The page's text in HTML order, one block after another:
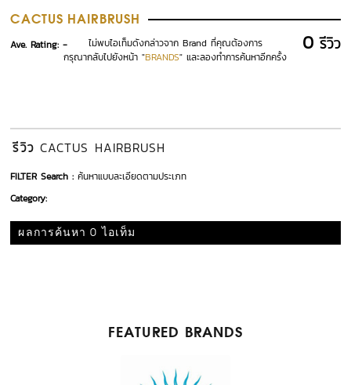
CACTUS HAIRBRUSH
0รีวิว
Ave. Rating: -
ไม่พบไอเท็มดังกล่าวจาก Brand ที่คุณต้องการ
กรุณากลับไปยังหน้า "BRANDS" และลองทำการค้นหาอีกครั้ง
รีวิว CACTUS HAIRBRUSH
FILTER Search : ค้นหาแบบละเอียดตามประเภท
Category:
ผลการค้นหา 0 ไอเท็ม
FEATURED BRANDS